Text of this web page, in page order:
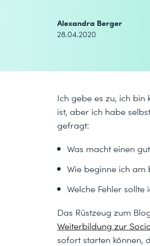
Alexandra Berger
28.04.2020
Ich gebe es zu, ich bin
ist, aber ich habe
gefragt:
Was macht einen
Wie beginne ich am
Welche Fehler sollte
Das Rüstzeug zum
Weiterbildung zur
sofort starten können,